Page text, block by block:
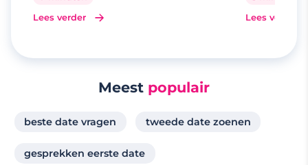
Lees verder
Lees verder
Meest populair
beste date vragen tweede date zoenen
gesprekken eerste date